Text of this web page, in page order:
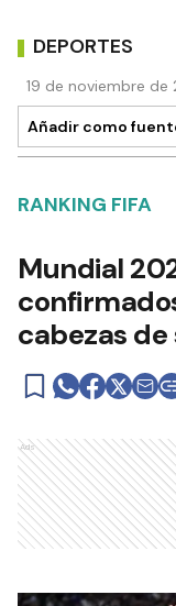
DEPORTES
19 de noviembre de
Añadir como
RANKING FIFA
Mundial
cabezas de
Ads